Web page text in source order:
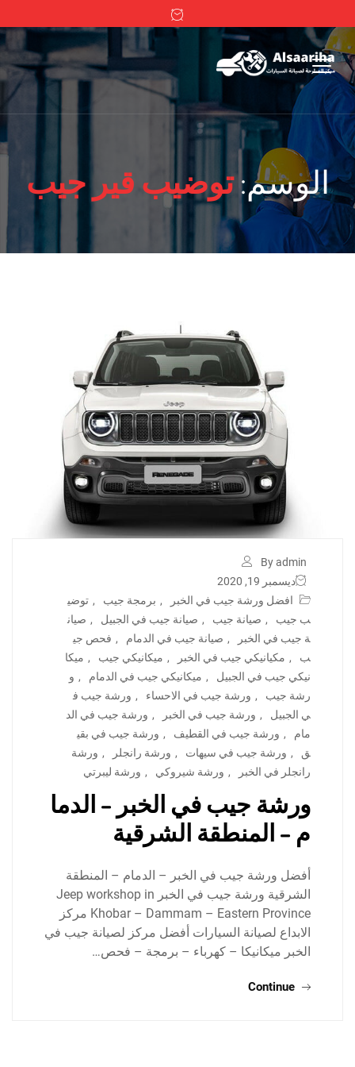
الوسم:توضيب قير جيب
By admin
ديسمبر 19, 2020
افضل ورشة جيب في الخبر
, برمجة جيب , توضي
ب جيب
, صيانة جيب , صيانة جيب في الجبيل , صيان
ة جيب في الخبر
, صيانة جيب في الدمام , فحص جي
ب
, مكيانيكي جيب في الخبر , ميكانيكي جيب , ميكا
نيكي جيب في الجبيل
, ميكانيكي جيب في الدمام , و
رشة جيب
, ورشة جيب في الاحساء , ورشة جيب ف
ي الجبيل
, ورشة جيب في الخبر , ورشة جيب في الد
مام
, ورشة جيب في القطيف , ورشة جيب في بقي
ق
, ورشة جيب في سيهات , ورشة رانجلر , ورشة
رانجلر في الخبر
, ورشة شيروكي , ورشة ليبرتي
ورشة جيب في الخبر – الدما
م – المنطقة الشرقية
أفضل ورشة جيب في الخبر – الدمام – المنطقة
الشرقية ورشة جيب في الخبر Jeep workshop in
Khobar – Dammam – Eastern Province مركز
الابداع لصيانة السيارات أفضل مركز لصيانة جيب في
الخبر ميكانيكا – كهرباء – برمجة – فحص…
Continue